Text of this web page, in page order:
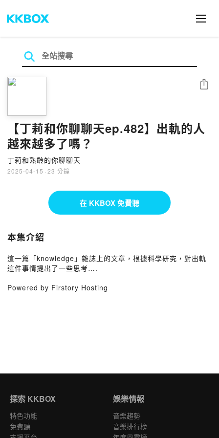
【丁莉和你聊聊天ep.482】出軌的人
越來越多了嗎？
丁莉和熟齡的你聊聊天
2025-04-15 · 23 分鐘
分享
在 KKBOX 免費聽
本集介紹
這一篇「knowledge」雜誌上的文章，根據科學研究，對出軌
這件事情提出了一些思考….
Powered by Firstory Hosting
探索 KKBOX
特色功能
免費聽
娛樂情報
音樂趨勢
音樂排行榜